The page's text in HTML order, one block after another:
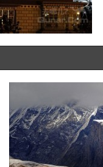
假酒店